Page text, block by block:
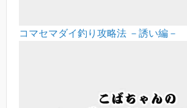
コマセマダイ釣り攻略法 －誘い編－